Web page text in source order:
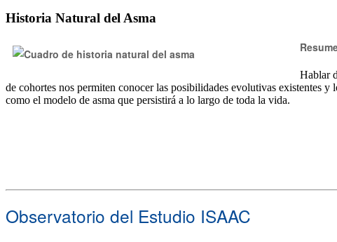
Historia Natural del Asma
Hablar
de cohortes nos permiten conocer las posibilidades evolutivas existentes
como el modelo de asma que persistirá a lo largo de toda la vida.
Observatorio del Estudio ISAAC